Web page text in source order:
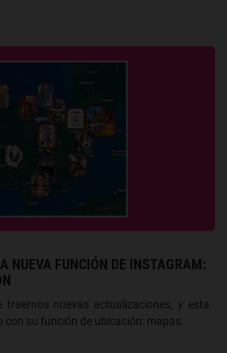
NUEVA FUNCIÓN DE INSTAGRAM:
traernos nuevas actualizaciones, y esta
con su función de ubicación: mapas.